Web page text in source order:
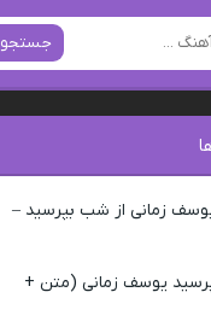
جستجو
زمانی از شب بپرسید –
یوسف زمانی (متن +